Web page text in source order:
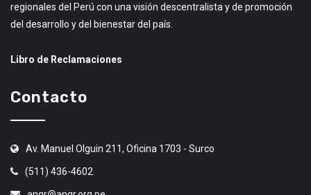
regionales del Perú con una visión descentralista y de promoción
del desarrollo y del bienestar del país.
Libro de Reclamaciones
Contacto
Av. Manuel Olguin 211, Oficina 1703 - Surco
(511) 436-4602